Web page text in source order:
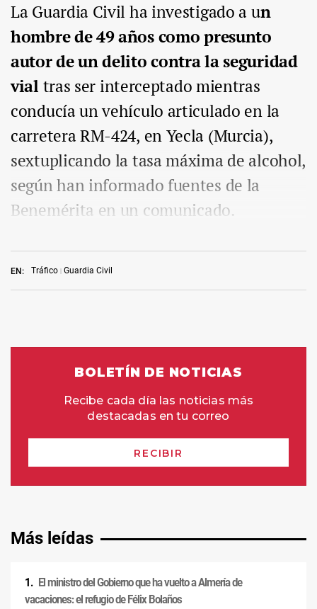
EN: Tráfico Guardia Civil
La Guardia Civil ha investigado a un
hombre de 49 años como presunto
autor de un delito contra la seguridad
vial tras ser interceptado mientras
conducía un vehículo articulado en la
carretera RM-424, en Yecla (Murcia),
sextuplicando la tasa máxima de alcohol,
según han informado fuentes de la
Benemérita en un comunicado.
Más leídas
El ministro del Gobierno que ha vuelto a Almería de
vacaciones: el refugio de Félix Bolaños